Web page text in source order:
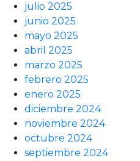
julio 2025
junio 2025
mayo 2025
abril 2025
marzo 2025
febrero 2025
enero 2025
diciembre 2024
noviembre 2024
octubre 2024
septiembre 2024